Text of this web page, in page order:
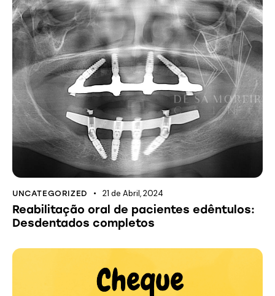
UNCATEGORIZED 21 de Abril, 2024
Reabilitação oral de pacientes edêntulos:
Desdentados completos